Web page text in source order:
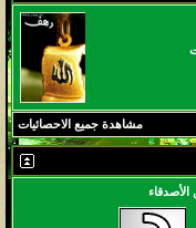
مشاهدة جميع الاحصائيات